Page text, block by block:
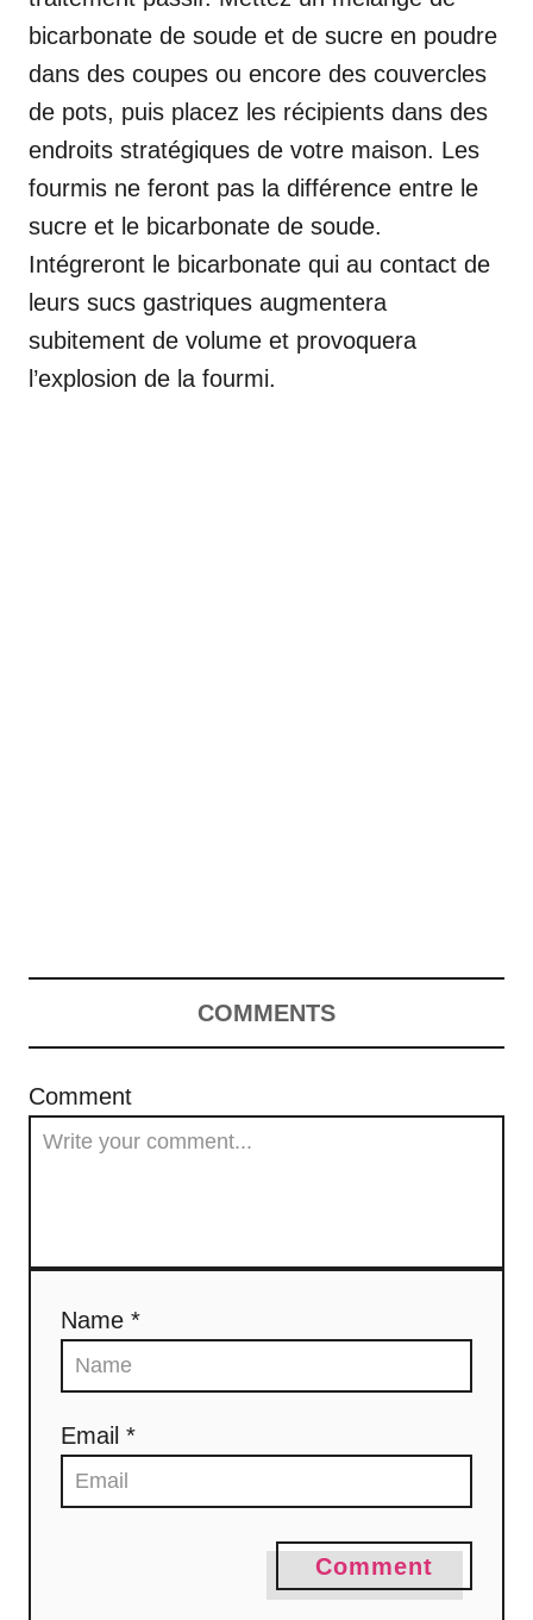
bicarbonate de soude et de sucre en poudre
dans des coupes ou encore des couvercles
de pots, puis placez les récipients dans des
endroits stratégiques de votre maison. Les
fourmis ne feront pas la différence entre le
sucre et le bicarbonate de soude.
Intégreront le bicarbonate qui au contact de
leurs sucs gastriques augmentera
subitement de volume et provoquera
l’explosion de la fourmi.
COMMENTS
Comment
Name *
Email *
Comment